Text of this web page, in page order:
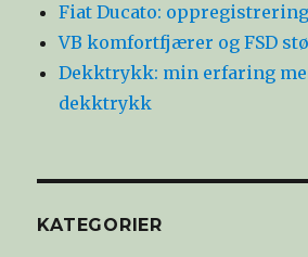
Fiat Ducato:
VB komfortfjærer og FSD
Dekktrykk: min erfaring
dekktrykk
KATEGORIER